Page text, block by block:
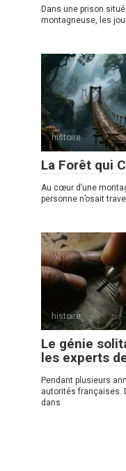
Dans une prison
montagneuse, les
histoire
La Forêt qui
Au cœur d’une
personne n’osait
histoire
Le génie
les experts
Pendant plusieurs
autorités françaises.
dans